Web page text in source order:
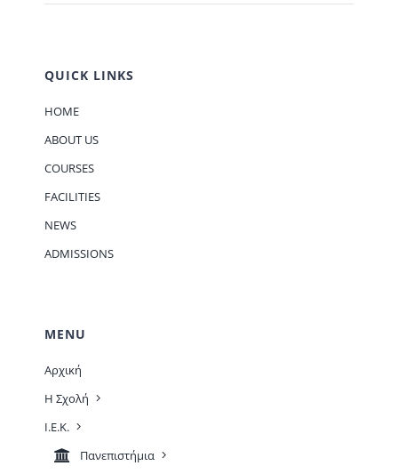
QUICK LINKS
HOME
ABOUT US
COURSES
FACILITIES
NEWS
ADMISSIONS
MENU
Αρχική
Η Σχολή
Ι.Ε.Κ.
Πανεπιστήμια